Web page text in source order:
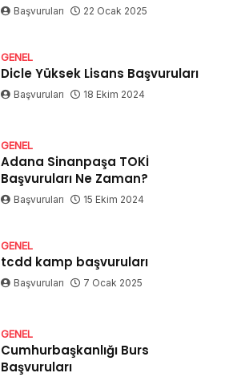
Başvuruları 22 Ocak 2025
GENEL
Dicle Yüksek Lisans Başvuruları
Başvuruları 18 Ekim 2024
GENEL
Adana Sinanpaşa TOKİ
Başvuruları Ne Zaman?
Başvuruları 15 Ekim 2024
GENEL
tcdd kamp başvuruları
Başvuruları 7 Ocak 2025
GENEL
Cumhurbaşkanlığı Burs
Başvuruları